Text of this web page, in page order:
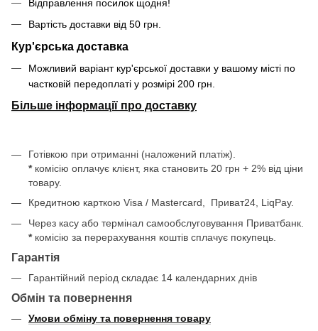
Відправлення посилок щодня!
Вартість доставки від 50 грн.
Кур'єрська доставка
Можливий варіант кур'єрської доставки у вашому місті по
частковій передоплаті у розмірі 200 грн.
Більше інформації про доставку
Готівкою при отриманні (наложений платіж).
* комісію оплачує клієнт, яка становить 20 грн + 2% від ціни
товару.
Кредитною карткою Visa / Mastercard, Приват24, LiqPay.
Через касу або термінал самообслуговування Приватбанк.
* комісію за перерахування коштів сплачує покупець.
Гарантія
Гарантійний період складає 14 календарних днів
Обмін та повернення
Умови обміну та повернення товару